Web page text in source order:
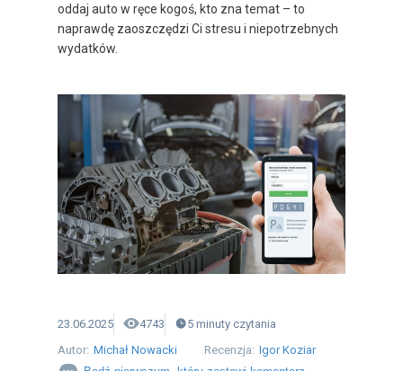
oddaj auto w ręce kogoś, kto zna temat – to
naprawdę zaoszczędzi Ci stresu i niepotrzebnych
wydatków.
23.06.2025 4743 5 minuty czytania
Autor: Michał Nowacki Recenzja: Igor Koziar